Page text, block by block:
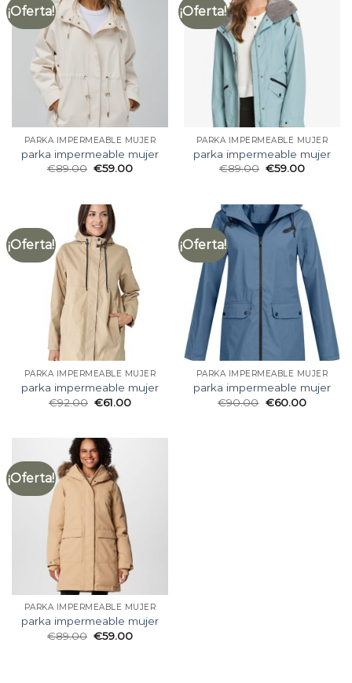
¡Oferta!
PARKA IMPERMEABLE MUJER
parka impermeable mujer
€89.00 €59.00
¡Oferta!
PARKA IMPERMEABLE MUJER
parka impermeable mujer
€89.00 €59.00
¡Oferta!
PARKA IMPERMEABLE MUJER
parka impermeable mujer
€92.00 €61.00
¡Oferta!
PARKA IMPERMEABLE MUJER
parka impermeable mujer
€90.00 €60.00
¡Oferta!
PARKA IMPERMEABLE MUJER
parka impermeable mujer
€89.00 €59.00